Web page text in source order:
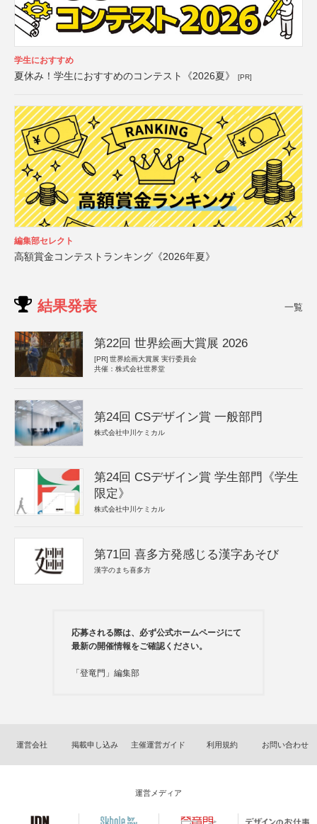
学生におすすめ
夏休み！学生におすすめのコンテスト《2026夏》 [PR]
編集部セレクト
高額賞金コンテストランキング《2026年夏》
結果発表 一覧
第22回 世界絵画大賞展 2026
[PR] 世界絵画大賞展 実行委員会
共催：株式会社世界堂
第24回 CSデザイン賞 一般部門
株式会社中川ケミカル
第24回 CSデザイン賞 学生部門《学生
限定》
株式会社中川ケミカル
第71回 喜多方発感じる漢字あそび
漢字のまち喜多方
応募される際は、必ず公式ホームページにて
最新の開催情報をご確認ください。
「登竜門」編集部
運営会社 掲載申し込み 主催運営ガイド 利用規約 お問い合わせ
運営メディア